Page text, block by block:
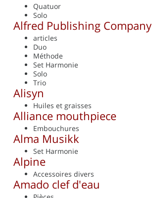
Quatuor
Solo
Alfred Publishing Company
articles
Duo
Méthode
Set Harmonie
Solo
Trio
Alisyn
Huiles et graisses
Alliance mouthpiece
Embouchures
Alma Musikk
Set Harmonie
Alpine
Accessoires divers
Amado clef d'eau